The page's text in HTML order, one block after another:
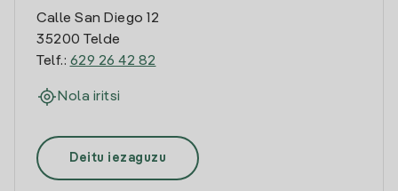
Calle San Diego 12
35200 Telde
Telf.: 629 26 42 82
Nola iritsi
Deitu iezaguzu